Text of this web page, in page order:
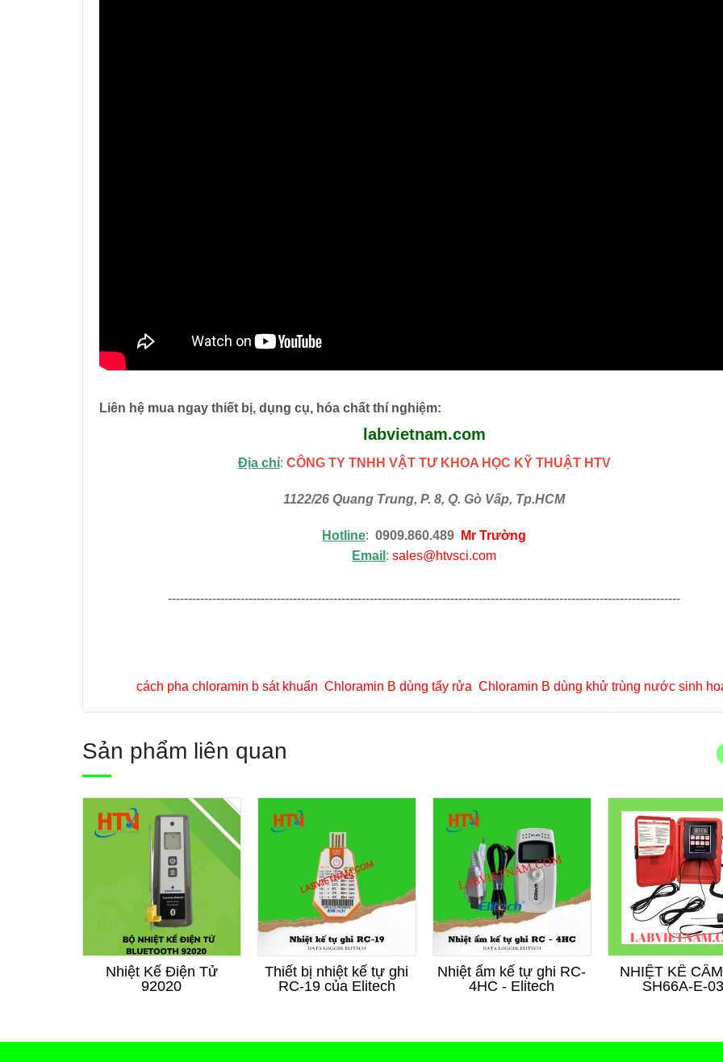
Liên hệ mua ngay thiết bị, dụng cụ, hóa chất thí nghiệm:
labvietnam.com
Địa chỉ: CÔNG TY TNHH VẬT TƯ KHOA HỌC KỸ THUẬT HTV
1122/26 Quang Trung, P. 8, Q. Gò Vấp, Tp.HCM
Hotline: 0909.860.489 Mr Trường
Email : sales@htvsci.com
-------------------------------------------------------------------------------------------------------------------------------
cách pha chloramin b sát khuẩn Chloramin B dùng tẩy rửa Chloramin B dùng khử trùng nước sinh
Sản phẩm liên quan
Nhiệt Kế Điện Tử
92020
Thiết bị nhiệt kế tự ghi
RC-19 của Elitech
Nhiệt ẩm kế tự ghi RC-
4HC - Elitech
NHIỆT KẾ
SH66A-E-